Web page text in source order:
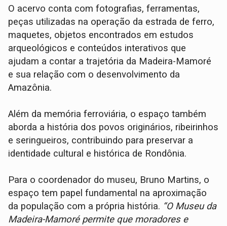
O acervo conta com fotografias, ferramentas,
peças utilizadas na operação da estrada de ferro,
maquetes, objetos encontrados em estudos
arqueológicos e conteúdos interativos que
ajudam a contar a trajetória da Madeira-Mamoré
e sua relação com o desenvolvimento da
Amazônia.
Além da memória ferroviária, o espaço também
aborda a história dos povos originários, ribeirinhos
e seringueiros, contribuindo para preservar a
identidade cultural e histórica de Rondônia.
Para o coordenador do museu, Bruno Martins, o
espaço tem papel fundamental na aproximação
da população com a própria história. “O Museu da
Madeira-Mamoré permite que moradores e